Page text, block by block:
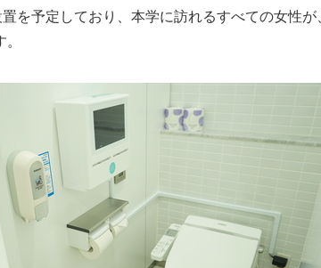
を予定しており、本学に訪れるすべての女性